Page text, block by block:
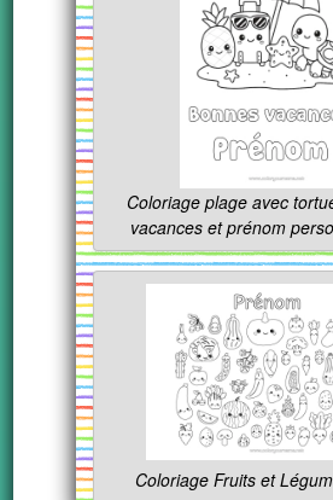
Coloriage plage avec
vacances et prénom
Coloriage Fruits et